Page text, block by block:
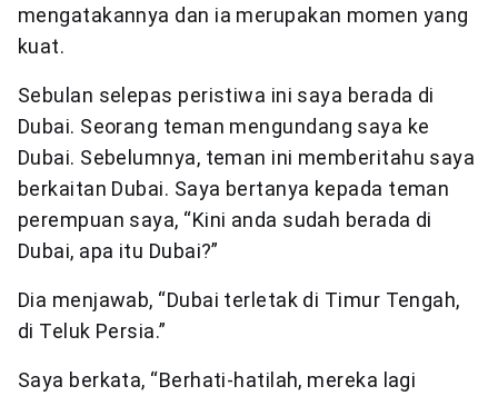
mengatakannya dan ia merupakan momen yang
kuat.
Sebulan selepas peristiwa ini saya berada di
Dubai. Seorang teman mengundang saya ke
Dubai. Sebelumnya, teman ini memberitahu saya
berkaitan Dubai. Saya bertanya kepada teman
perempuan saya, “Kini anda sudah berada di
Dubai, apa itu Dubai?”
Dia menjawab, “Dubai terletak di Timur Tengah,
di Teluk Persia.”
Saya berkata, “Berhati-hatilah, mereka lagi